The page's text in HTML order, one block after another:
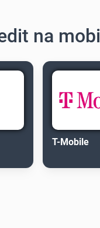
na
T-Mobile